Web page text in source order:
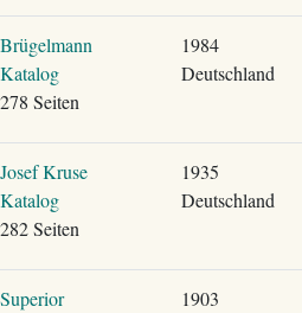
Brügelmann
Katalog
278 Seiten
1984
Deutschland
Josef Kruse
Katalog
282 Seiten
1935
Deutschland
Superior
1903